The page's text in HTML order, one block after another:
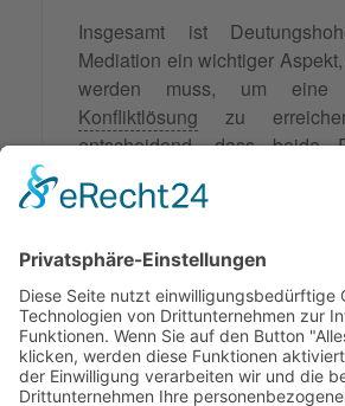
Insgesamt ist
Mediation ein wichtiger
werden muss, um eine
Konfliktlösung zu
entscheidend, dass beide
Interpretation des Konflikts
eine neutrale und
einnimmt. Nur so kann eine
und für beide Seiten
gefunden werden.